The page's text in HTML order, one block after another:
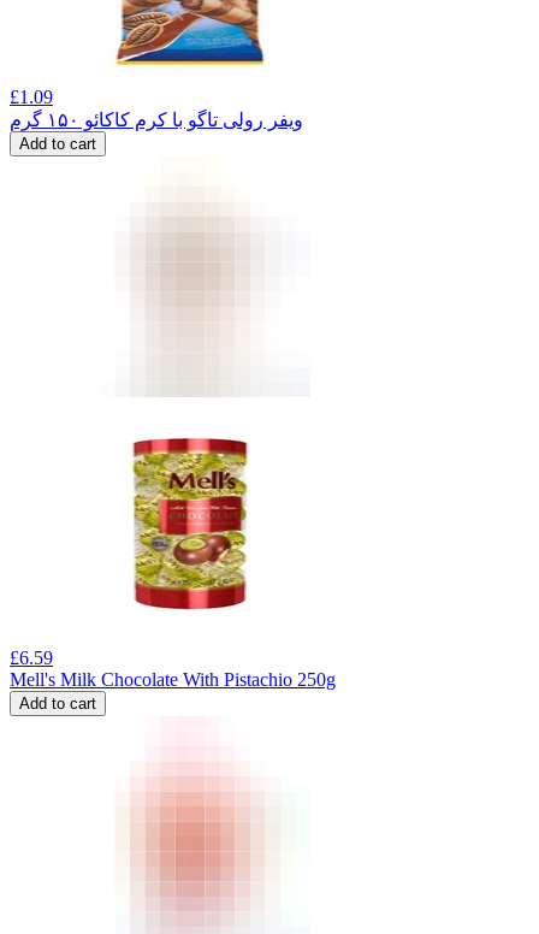
£1.09
ویفر رولی تاگو با کرم کاکائو ۱۵۰ گرم
Add to cart
£6.59
Mell's Milk Chocolate With Pistachio 250g
Add to cart